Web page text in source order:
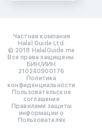
Частная компания
Halal Guide Ltd.
© 2018 HalalGuide.me
Все права защищены.
БИН/ИИН
210240900176
Политика
конфиденциальности
Пользовательское
соглашение
Правилами защиты
информации о
Пользователях